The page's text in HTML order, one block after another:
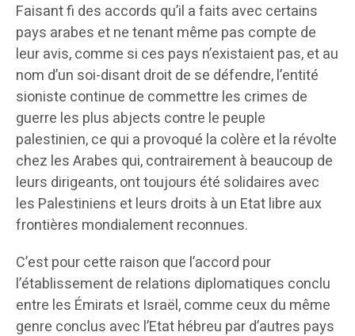
Faisant fi des accords qu’il a faits avec certains
pays arabes et ne tenant même pas compte de
leur avis, comme si ces pays n’existaient pas, et au
nom d’un soi-disant droit de se défendre, l’entité
sioniste continue de commettre les crimes de
guerre les plus abjects contre le peuple
palestinien, ce qui a provoqué la colère et la révolte
chez les Arabes qui, contrairement à beaucoup de
leurs dirigeants, ont toujours été solidaires avec
les Palestiniens et leurs droits à un Etat libre aux
frontières mondialement reconnues.
C’est pour cette raison que l’accord pour
l’établissement de relations diplomatiques conclu
entre les Émirats et Israël, comme ceux du même
genre conclus avec l’Etat hébreu par d’autres pays